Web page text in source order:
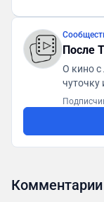
После
О кино с
чуточку
Комментарии